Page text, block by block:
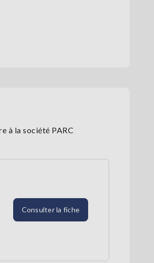
à la société PARC
Consulter la fiche